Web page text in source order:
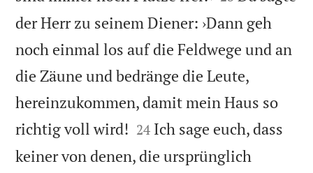
der Herr zu seinem Diener: ›Dann geh
noch einmal los auf die Feldwege und an
die Zäune und bedränge die Leute,
hereinzukommen, damit mein Haus so
richtig voll wird! 

24 Ich sage euch, dass
keiner von denen, die ursprünglich